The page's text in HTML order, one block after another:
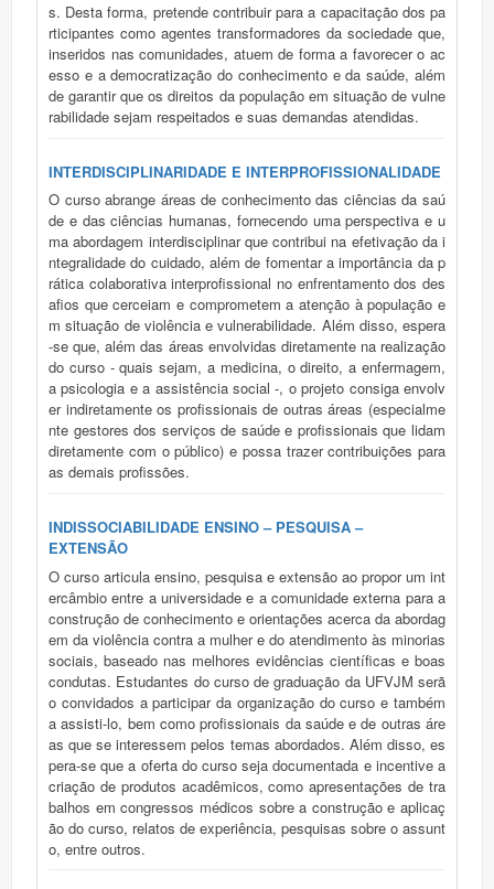
s. Desta forma, pretende contribuir para a capacitação dos pa
rticipantes como agentes transformadores da sociedade que,
inseridos nas comunidades, atuem de forma a favorecer o ac
esso e a democratização do conhecimento e da saúde, além
de garantir que os direitos da população em situação de vulne
rabilidade sejam respeitados e suas demandas atendidas.
INTERDISCIPLINARIDADE E INTERPROFISSIONALIDADE
O curso abrange áreas de conhecimento das ciências da saú
de e das ciências humanas, fornecendo uma perspectiva e u
ma abordagem interdisciplinar que contribui na efetivação da i
ntegralidade do cuidado, além de fomentar a importância da p
rática colaborativa interprofissional no enfrentamento dos des
afios que cerceiam e comprometem a atenção à população e
m situação de violência e vulnerabilidade. Além disso, espera
-se que, além das áreas envolvidas diretamente na realização
do curso - quais sejam, a medicina, o direito, a enfermagem,
a psicologia e a assistência social -, o projeto consiga envolv
er indiretamente os profissionais de outras áreas (especialme
nte gestores dos serviços de saúde e profissionais que lidam
diretamente com o público) e possa trazer contribuições para
as demais profissões.
INDISSOCIABILIDADE ENSINO – PESQUISA –
EXTENSÃO
O curso articula ensino, pesquisa e extensão ao propor um int
ercâmbio entre a universidade e a comunidade externa para a
construção de conhecimento e orientações acerca da abordag
em da violência contra a mulher e do atendimento às minorias
sociais, baseado nas melhores evidências científicas e boas
condutas. Estudantes do curso de graduação da UFVJM serã
o convidados a participar da organização do curso e também
a assisti-lo, bem como profissionais da saúde e de outras áre
as que se interessem pelos temas abordados. Além disso, es
pera-se que a oferta do curso seja documentada e incentive a
criação de produtos acadêmicos, como apresentações de tra
balhos em congressos médicos sobre a construção e aplicaç
ão do curso, relatos de experiência, pesquisas sobre o assunt
o, entre outros.